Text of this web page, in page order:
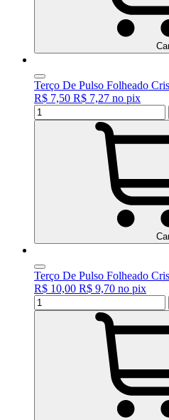
Terço De Pulso Folheado
R$ 7,50 R$ 7,27 no pix
Terço De Pulso Folheado
R$ 10,00 R$ 9,70 no pix